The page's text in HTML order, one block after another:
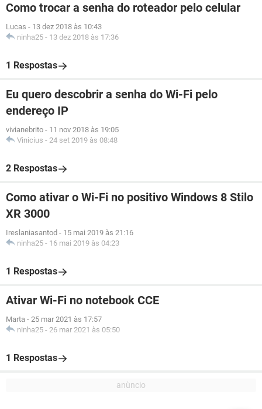
Como trocar a senha do roteador pelo celular
Lucas - 13 dez 2018 às 10:43
ninha25 - 13 dez 2018 às 17:36
1 Respostas
Eu quero descobrir a senha do Wi-Fi pelo
endereço IP
vivianebrito - 11 nov 2018 às 19:05
Vinicius - 24 set 2019 às 08:48
2 Respostas
Como ativar o Wi-Fi no positivo Windows 8 Stilo
XR 3000
Ireslaniasantod - 15 mai 2019 às 21:16
ninha25 - 16 mai 2019 às 04:23
1 Respostas
Ativar Wi-Fi no notebook CCE
Marta - 25 mar 2021 às 17:57
ninha25 - 26 mar 2021 às 05:50
1 Respostas